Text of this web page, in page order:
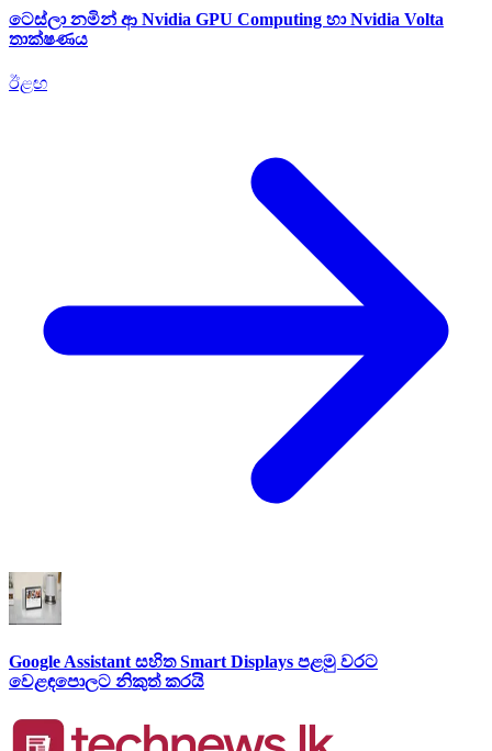
ටෙස්ලා නමින් ආ Nvidia GPU Computing හා Nvidia Volta
තාක්ෂණය
ඊළඟ
Google Assistant සහිත Smart Displays පළමු වරට
වෙළඳපොලට නිකුත් කරයි